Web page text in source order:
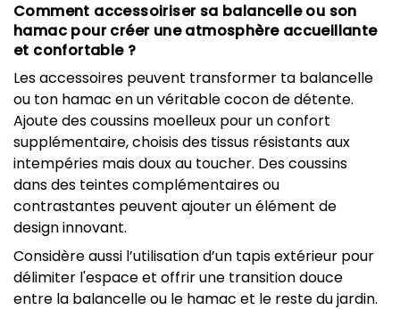
Comment accessoiriser sa balancelle ou son
hamac pour créer une atmosphère accueillante
et confortable ?
Les accessoires peuvent transformer ta balancelle
ou ton hamac en un véritable cocon de détente.
Ajoute des coussins moelleux pour un confort
supplémentaire, choisis des tissus résistants aux
intempéries mais doux au toucher. Des coussins
dans des teintes complémentaires ou
contrastantes peuvent ajouter un élément de
design innovant.
Considère aussi l’utilisation d’un tapis extérieur pour
délimiter l'espace et offrir une transition douce
entre la balancelle ou le hamac et le reste du jardin.